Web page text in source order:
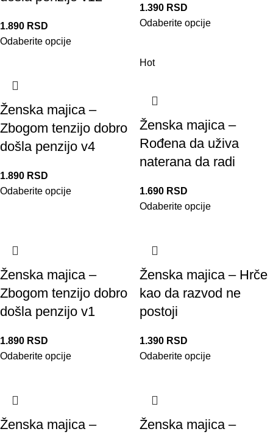
1.890 RSD
Odaberite opcije
1.390 RSD
Odaberite opcije
Ženska majica –
Zbogom tenzijo dobro
došla penzijo v4
1.890 RSD
Odaberite opcije
Hot
Ženska majica –
Rođena da uživa
naterana da radi
1.690 RSD
Odaberite opcije
Ženska majica –
Zbogom tenzijo dobro
došla penzijo v1
1.890 RSD
Odaberite opcije
Ženska majica – Hrče
kao da razvod ne
postoji
1.390 RSD
Odaberite opcije
Ženska majica –
Ženska majica –